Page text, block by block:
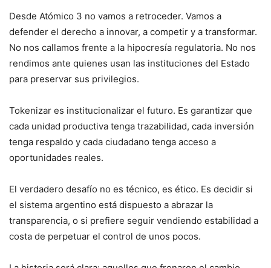
Desde Atómico 3 no vamos a retroceder. Vamos a
defender el derecho a innovar, a competir y a transformar.
No nos callamos frente a la hipocresía regulatoria. No nos
rendimos ante quienes usan las instituciones del Estado
para preservar sus privilegios.
Tokenizar es institucionalizar el futuro. Es garantizar que
cada unidad productiva tenga trazabilidad, cada inversión
tenga respaldo y cada ciudadano tenga acceso a
oportunidades reales.
El verdadero desafío no es técnico, es ético. Es decidir si
el sistema argentino está dispuesto a abrazar la
transparencia, o si prefiere seguir vendiendo estabilidad a
costa de perpetuar el control de unos pocos.